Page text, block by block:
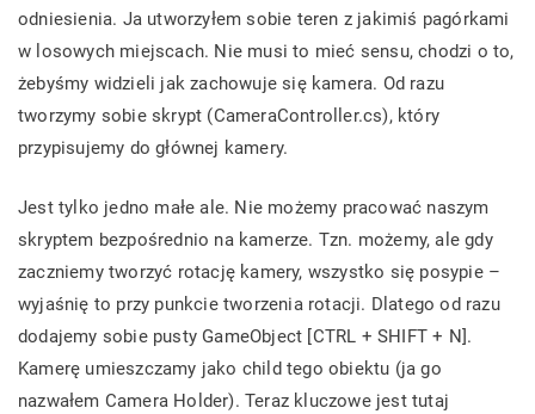
odniesienia. Ja utworzyłem sobie teren z jakimiś pagórkami
w losowych miejscach. Nie musi to mieć sensu, chodzi o to,
żebyśmy widzieli jak zachowuje się kamera. Od razu
tworzymy sobie skrypt (CameraController.cs), który
przypisujemy do głównej kamery.
Jest tylko jedno małe ale. Nie możemy pracować naszym
skryptem bezpośrednio na kamerze. Tzn. możemy, ale gdy
zaczniemy tworzyć rotację kamery, wszystko się posypie –
wyjaśnię to przy punkcie tworzenia rotacji. Dlatego od razu
dodajemy sobie pusty GameObject [CTRL + SHIFT + N].
Kamerę umieszczamy jako child tego obiektu (ja go
nazwałem Camera Holder). Teraz kluczowe jest tutaj